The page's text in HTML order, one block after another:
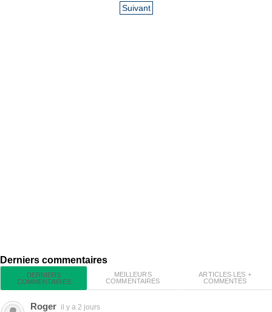
Suivant
Derniers commentaires
DERNIERS
COMMENTAIRES
MEILLEURS
COMMENTAIRES
ARTICLES LES +
COMMENTÉS
Roger il y a 2 jours